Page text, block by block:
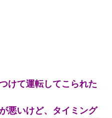
に頼まれて出産。→叔母夫婦が
帰った。→9・11で叔母夫婦が
されていた。俺「マジで怖い」
実は10数年前に…」
けて運転してこられた
悪いけど、タイミング